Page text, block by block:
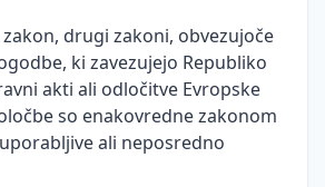
zakon, drugi zakoni, obvezujoče
ki zavezujejo Republiko
akti ali odločitve Evropske
so enakovredne zakonom
ali neposredno